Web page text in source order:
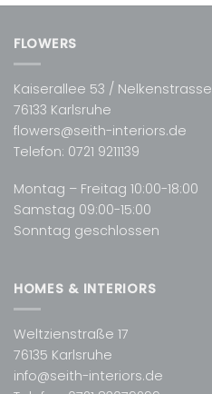
FLOWERS
Kaiserallee 53 / Nelkenstrasse
76133 Karlsruhe
flowers@seith-interiors.de
Telefon: 0721 9211139
Montag – Freitag 10:00-18:00
Samstag 09:00-15:00
Sonntag geschlossen
HOMES & INTERIORS
Weltzienstraße 17
76135 Karlsruhe
info@seith-interiors.de